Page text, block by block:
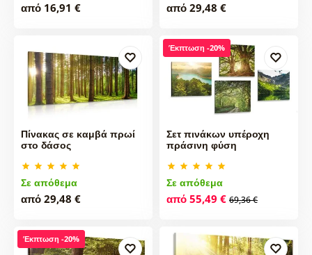
από 16,91 € από 29,48 €
Πίνακας σε καμβά πρωί
στο δάσος
Σε απόθεμα
από 29,48 €
Έκπτωση -20%
Σετ πινάκων υπέροχη
πράσινη φύση
Σε απόθεμα
από 55,49 € 69,36 €
Έκπτωση -20%